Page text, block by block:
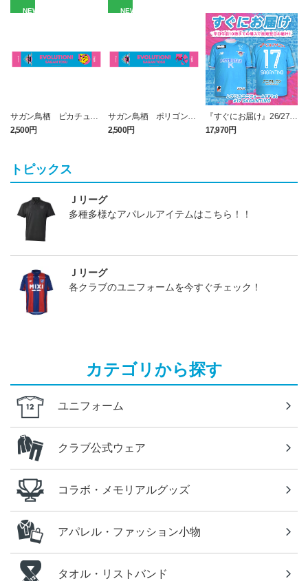
NEW
サガン鳥栖 ピカチュウ
タオルマフラー
2,500円
NEW
サガン鳥栖 ポリゴンZ
タオルマフラー
2,500円
『すぐにお届け』26/27レ
プリカユニフォームFP1st
No.17 SAGANTINO
17,970円
トピックス
Ｊリーグ
多種多様なアパレルアイテムはこちら！！
Ｊリーグ
各クラブのユニフォームを今すぐチェック！
カテゴリから探す
ユニフォーム
クラブ公式ウェア
コラボ・メモリアルグッズ
アパレル・ファッション小物
タオル・リストバンド